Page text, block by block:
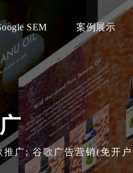
SEM 案例展示
广; 谷歌广告营销(免开